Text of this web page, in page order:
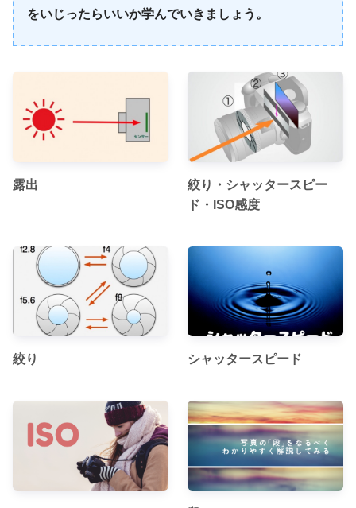
をいじったらいいか学んでいきましょう。
露出
絞り・シャッタースピー
ド・ISO感度
絞り シャッタースピード